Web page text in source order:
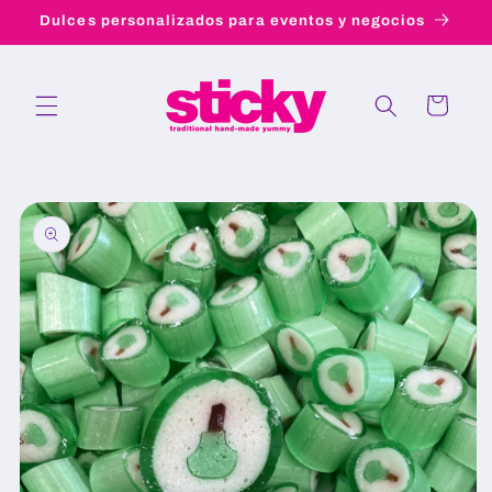
directamente
al contenido
Dulces personalizados para eventos y negocios
Carrito
directamente
a la
información
del producto